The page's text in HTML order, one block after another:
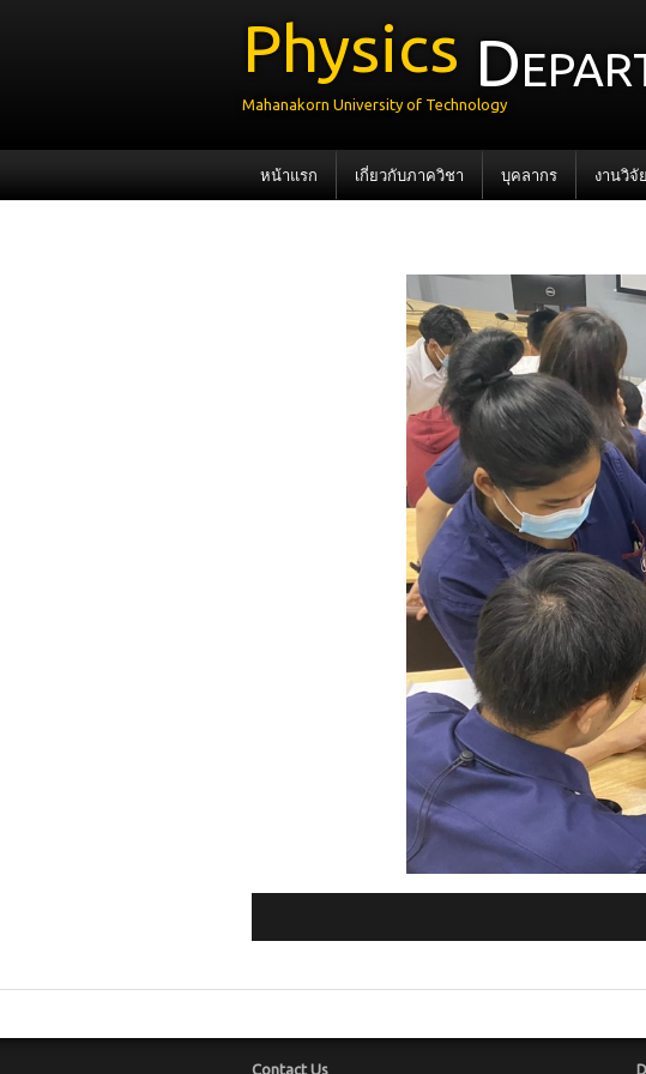
Physics
Mahanakorn University of Technology
หน้าแรก เกี่ยวกับภาควิชา บุคลากร งานวิจัย
Contact Us